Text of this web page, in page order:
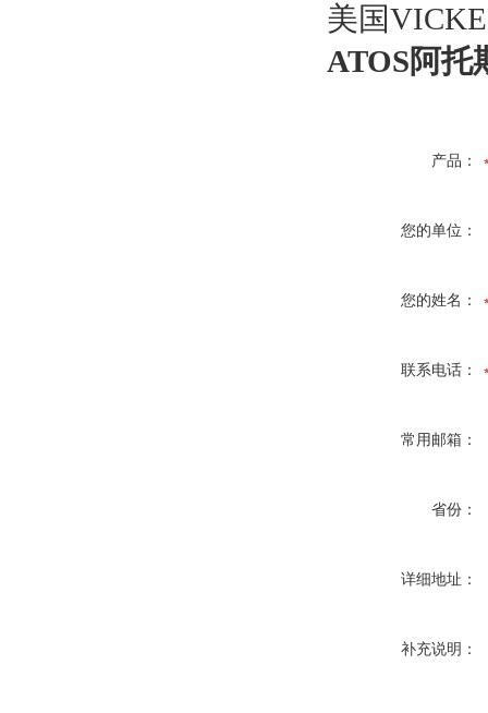
美国
ATOS阿托
产品：
您的单位：
您的姓名：
联系电话：
常用邮箱：
省份：
详细地址：
补充说明：